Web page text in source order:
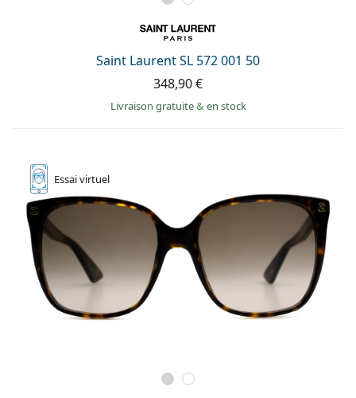
Saint Laurent SL 572 001 50
348,90 €
Livraison gratuite& en stock
Essaivirtuel